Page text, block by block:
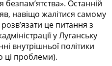
безпам’ятства». Останній
навіщо жалітися самому
це питання з
у Луганську
внутрішньої політики
ці проблеми).